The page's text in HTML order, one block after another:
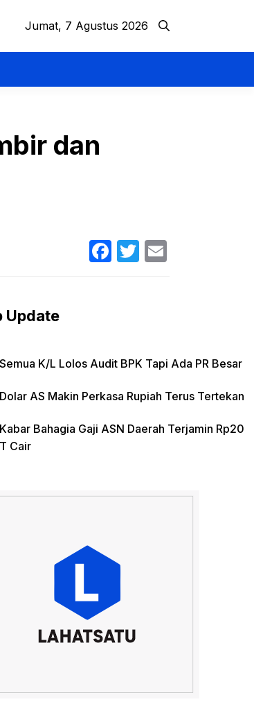
Jumat, 7 Agustus 2026
dan
Facebook
Twitter
Update
Semua K/L Lolos Audit BPK Tapi Ada PR Besar
Dolar AS Makin Perkasa Rupiah Terus Tertekan
Kabar Bahagia Gaji ASN Daerah Terjamin Rp20
T Cair